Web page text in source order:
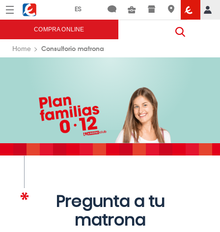
Menú Eroski
COMPRA ONLINE
Home Consultorio matrona
Pregunta a tu
matrona